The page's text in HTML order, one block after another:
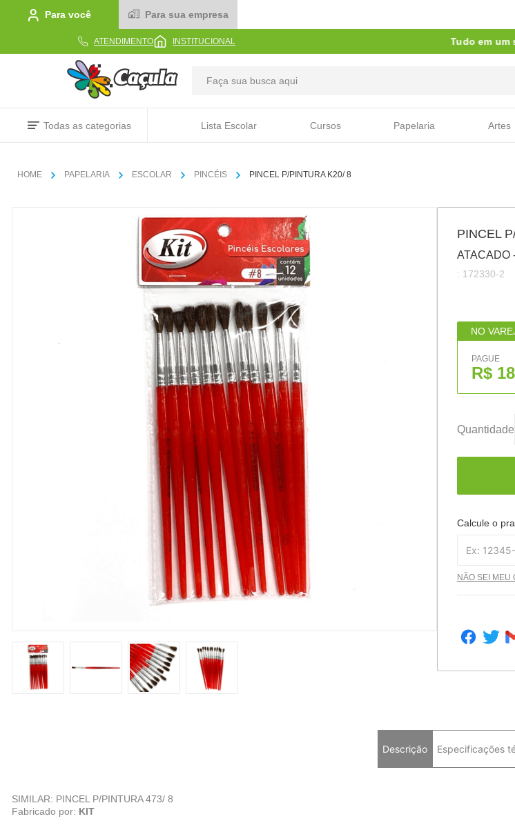
Para você Para sua empresa
ATENDIMENTO INSTITUCIONAL Tudo em um
Todas as categorias Lista Escolar Cursos Papelaria Artes
PAPELARIA ESCOLAR PINCÉIS PINCEL P/PINTURA K20/ 8
PINCEL
ATACADO
: 172330-2
NO
PAGUE
R$
Quantidade
Calcule o
NÃO SEI MEU
Descrição Especificações
SIMILAR: PINCEL P/PINTURA 473/ 8
Fabricado por: KIT
TERMOS MAIS BUSCADOS
º tecido
caixa
papel
º pincel
cola
barbante
fita